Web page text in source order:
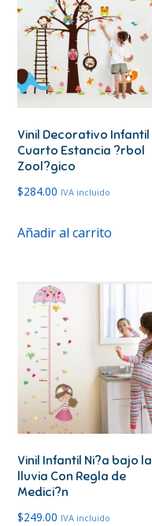
Vinil Decorativo Infantil
Cuarto Estancia ?rbol
Zool?gico
$284.00 IVA incluido
Añadir al carrito
Vinil Infantil Ni?a bajo la
lluvia Con Regla de
Medici?n
$249.00 IVA incluido